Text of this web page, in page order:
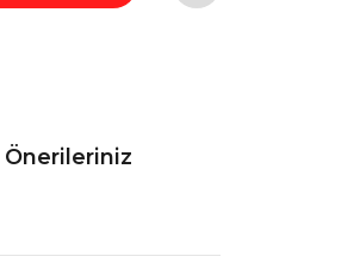
Önerileriniz